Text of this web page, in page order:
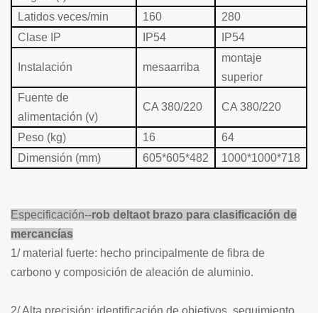
Latidos veces/min 160
280
Clase IP
IP54 IP54
Instalación mesaarriba
montaje
superior
Fuente de
alimentación (v)
CA 380/220 CA 380/220
Peso (kg) 16
64
Dimensión (mm)
605*605*482 1000*1000*718
Especificación--rob deltaot brazo para clasificación de
mercancías
1/ material fuerte: hecho principalmente de fibra de
carbono y composición de aleación de aluminio.